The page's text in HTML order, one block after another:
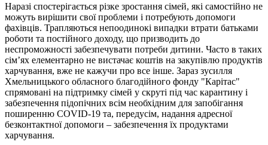
Наразі спостерігається різке зростання сімей, які самостійно не
можуть вирішити свої проблеми і потребують допомоги
фахівців. Трапляються непоодинокі випадки втрати батьками
роботи та постійного доходу, що призводить до
неспроможності забезпечувати потреби дитини. Часто в таких
сім’ях елементарно не вистачає коштів на закупівлю продуктів
харчування, вже не кажучи про все інше. Зараз зусилля
Хмельницького обласного благодійного фонду "Карітас"
спрямовані на підтримку сімей у скруті під час карантину і
забезпечення підопічних всім необхідним для запобігання
поширенню COVID-19 та, передусім, надання адресної
безконтактної допомоги – забезпечення їх продуктами
харчування.